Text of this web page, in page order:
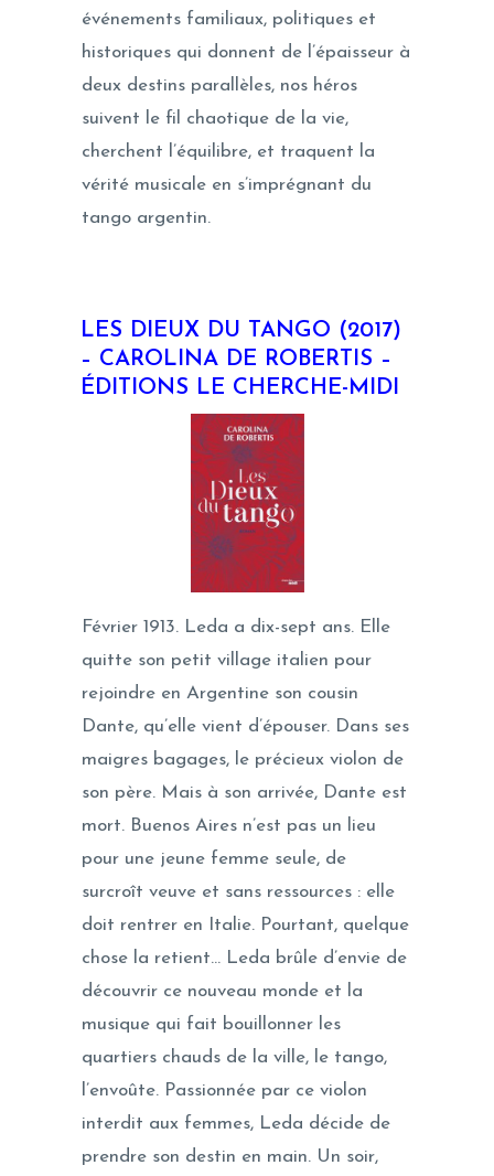
événements familiaux, politiques et
historiques qui donnent de l’épaisseur à
deux destins parallèles, nos héros
suivent le fil chaotique de la vie,
cherchent l’équilibre, et traquent la
vérité musicale en s’imprégnant du
tango argentin.
LES DIEUX DU TANGO (2017)
– CAROLINA DE ROBERTIS –
ÉDITIONS LE CHERCHE-MIDI
Février 1913. Leda a dix-sept ans. Elle
quitte son petit village italien pour
rejoindre en Argentine son cousin
Dante, qu’elle vient d’épouser. Dans ses
maigres bagages, le précieux violon de
son père. Mais à son arrivée, Dante est
mort. Buenos Aires n’est pas un lieu
pour une jeune femme seule, de
surcroît veuve et sans ressources : elle
doit rentrer en Italie. Pourtant, quelque
chose la retient… Leda brûle d’envie de
découvrir ce nouveau monde et la
musique qui fait bouillonner les
quartiers chauds de la ville, le tango,
l’envoûte. Passionnée par ce violon
interdit aux femmes, Leda décide de
prendre son destin en main. Un soir,